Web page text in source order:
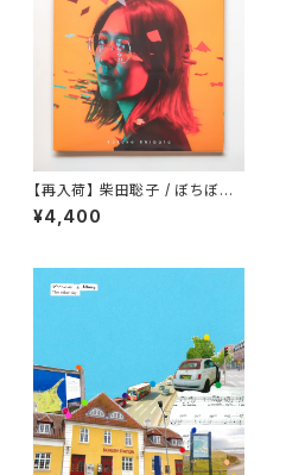
【再入荷】 柴田聡子 / ぼちぼち
銀河
¥4,400